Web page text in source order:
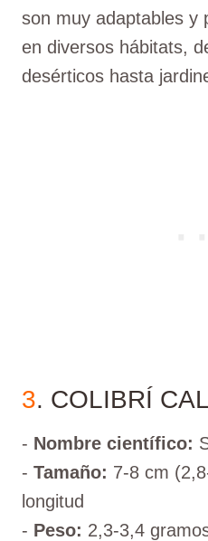
son muy adaptables y
en diversos hábitats,
desérticos hasta
3. COLIBRÍ
- Nombre científico:
- Tamaño: 7-8 cm
longitud
- Peso: 2,3-3,4